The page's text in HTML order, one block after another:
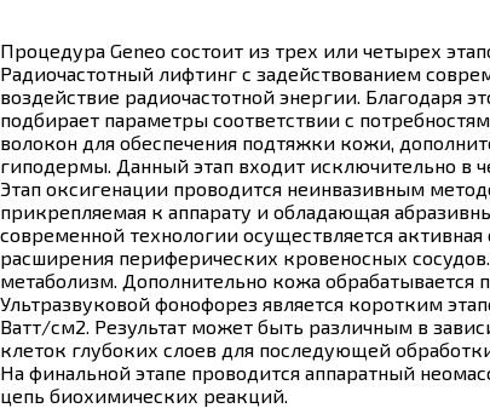
Процедура Geneo состоит из трех или четырех
Радиочастотный лифтинг с задействованием
воздействие радиочастотной энергии. Благодаря
подбирает параметры соответствии с
волокон для обеспечения подтяжки кожи,
гиподермы. Данный этап входит исключительно в
Этап оксигенации проводится неинвазивным
прикрепляемая к аппарату и обладающая
современной технологии осуществляется
расширения периферических кровеносных
метаболизм. Дополнительно кожа обрабатывается
Ультразвуковой фонофорез является коротким
Ватт/см2. Результат может быть различным в
клеток глубоких слоев для последующей
На финальной этапе проводится аппаратный
цепь биохимических реакций.